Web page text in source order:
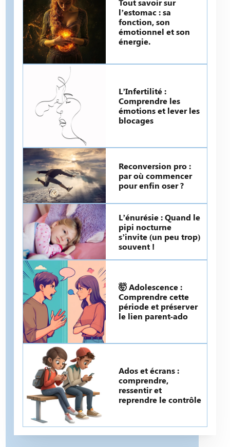
Tout savoir sur
l’estomac : sa
fonction, son
émotionnel et son
énergie.
L’Infertilité :
Comprendre les
émotions et lever les
blocages
Reconversion pro :
par où commencer
pour enfin oser ?
L’énurésie : Quand le
pipi nocturne
s’invite (un peu trop)
souvent !
🤯 Adolescence :
Comprendre cette
période et préserver
le lien parent-ado
Ados et écrans :
comprendre,
ressentir et
reprendre le contrôle